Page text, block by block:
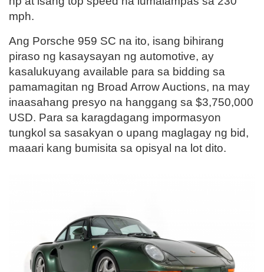
mph.
Ang Porsche 959 SC na ito, isang bihirang
piraso ng kasaysayan ng automotive, ay
kasalukuyang available para sa bidding sa
pamamagitan ng Broad Arrow Auctions, na may
inaasahang presyo na hanggang sa $3,750,000
USD. Para sa karagdagang impormasyon
tungkol sa sasakyan o upang maglagay ng bid,
maaari kang bumisita sa opisyal na lot dito.